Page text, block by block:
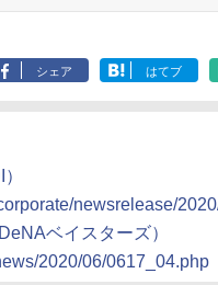
シェア はてブ
newsrelease/
ベイスターズ）
2020/06/0617_04.php